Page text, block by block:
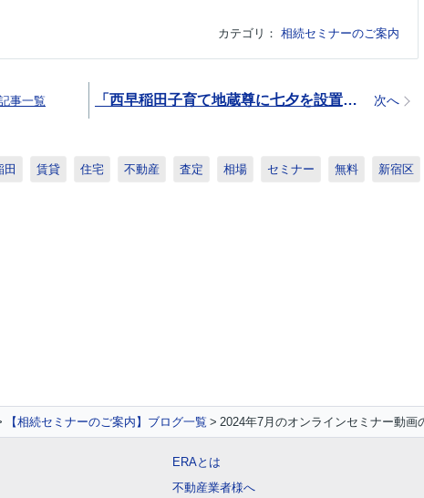
カテゴリ： 相続セミナーのご案内
事一覧 「西早稲田子育て地蔵尊に七夕を設置いたしました♪」 次へ
田 賃貸 住宅 不動産 査定 相場 セミナー 無料 新宿区
【相続セミナーのご案内】ブログ一覧 2024年7月のオンラインセミナー動画
ERAとは
不動産業者様へ